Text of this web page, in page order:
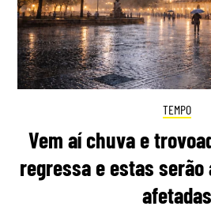
TEMPO
Vem aí chuva e
regressa e estas
afetadas